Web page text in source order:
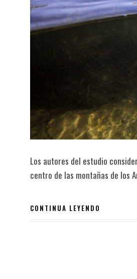
Los autores del estudio
centro de las montañas de los
CONTINUA LEYENDO